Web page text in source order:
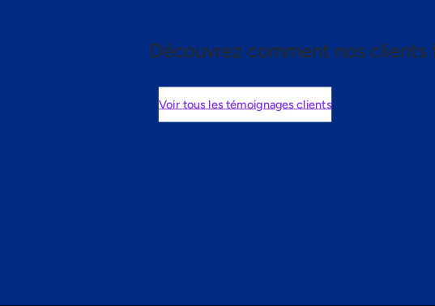
Découvrez comment nos
Voir tous les témoignages clients